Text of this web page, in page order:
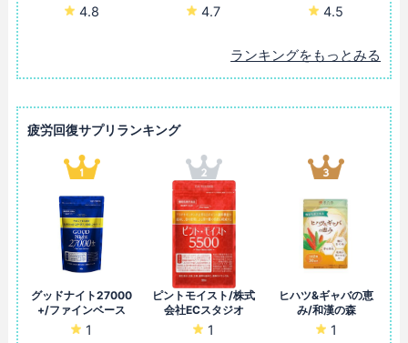
4.8 4.7 4.5
ランキングをもっとみる
疲労回復サプリランキング
グッドナイト27000
+/ファインベース
1
ピントモイスト/株式
会社ECスタジオ
1
ヒハツ&ギャバの恵
み/和漢の森
1